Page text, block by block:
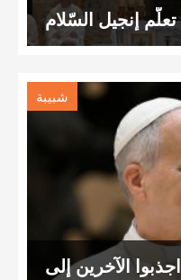
إنجيل السّلام
شبيبة
اجذبوا الآخرين إلى